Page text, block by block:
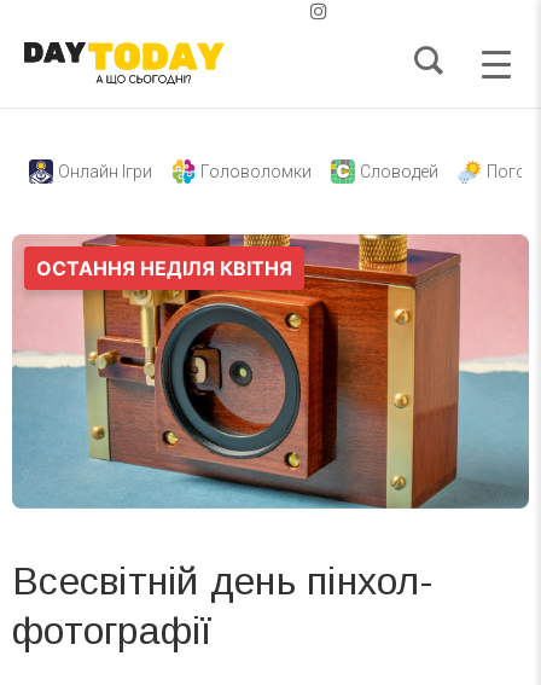
Онлайн Ігри Головоломки Словодей
Всесвітній день пінхол-
фотографії